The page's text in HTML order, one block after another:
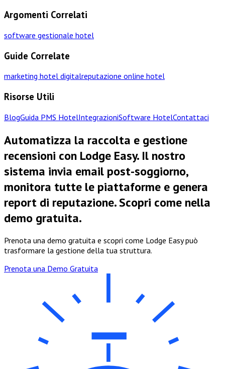
Argomenti Correlati
software gestionale hotel
Guide Correlate
marketing hotel digitalreputazione online hotel
Risorse Utili
BlogGuida PMS HotelIntegrazioniSoftware HotelContattaci
Automatizza la raccolta e gestione
recensioni con Lodge Easy. Il nostro
sistema invia email post-soggiorno,
monitora tutte le piattaforme e genera
report di reputazione. Scopri come nella
demo gratuita.
Prenota una demo gratuita e scopri come Lodge Easy può
trasformare la gestione della tua struttura.
Prenota una Demo Gratuita